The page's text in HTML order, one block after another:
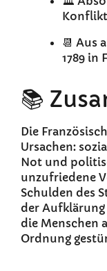
📆 Aus
1789 in
📚
Die
Ursachen:
Not und
unzufriedene
Schulden des
der
die Menschen
Ordnung